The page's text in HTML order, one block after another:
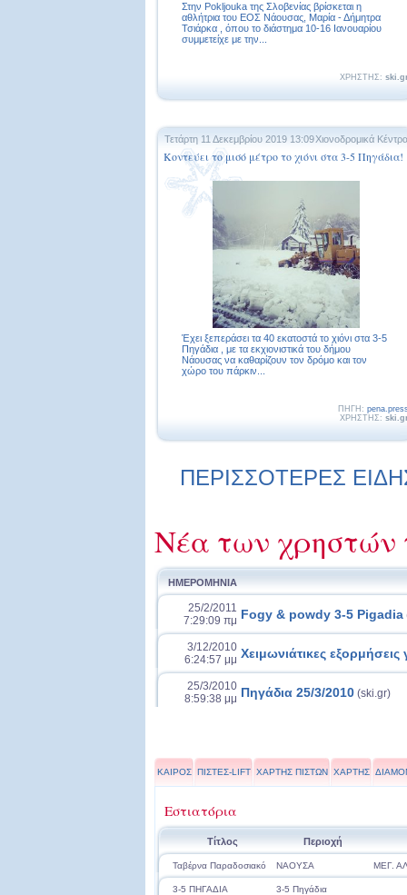
Στην Pokljouka της Σλοβενίας βρίσκεται η
αθλήτρια του ΕΟΣ Νάουσας, Μαρία - Δήμητρα
Τσιάρκα , όπου το διάστημα 10-16 Ιανουαρίου
συμμετείχε με την...
ΧΡΗΣΤΗΣ:
Τετάρτη 11 Δεκεμβρίου 2019 13:09Χιονοδρομικά Κέντρα
Κοντεύει το μισό μέτρο το χιόνι στα 3-5 Πηγάδια!
Έχει ξεπεράσει τα 40 εκατοστά το χιόνι στα 3-5
Πηγάδια , με τα εκχιονιστικά του δήμου
Νάουσας να καθαρίζουν τον δρόμο και τον
χώρο του πάρκιν...
ΠΗΓΗ:
ΧΡΗΣΤΗΣ:
ΠΕΡΙΣΣΟΤΕΡΕΣ
Νέα των χρηστών
ΗΜΕΡΟΜΗΝΙΑ
25/2/2011
7:29:09 πμ Fogy & powdy 3-5 Pigadia
3/12/2010
6:24:57 μμ Χειμωνιάτικες
25/3/2010
8:59:38 μμ Πηγάδια 25/3/2010 (ski.gr)
ΚΑΙΡΟΣ ΠΙΣΤΕΣ-LIFT ΧΑΡΤΗΣ ΠΙΣΤΩΝ ΧΑΡΤΗΣ
Εστιατόρια
Τίτλος Περιοχή
Ταβέρνα Παραδοσιακό ΝΑΟΥΣΑ ΜΕΓ.
3-5 ΠΗΓΑΔΙΑ 3-5 Πηγάδια